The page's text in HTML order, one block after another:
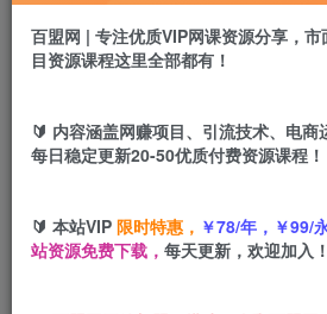
盟币9.9
立即购买
播客保姆级实操教学，从0搭建到开播
百盟网 | 专注优质VIP网课资源分享，
目资源课程这里全部都有！
🔰 内容涵盖网赚项目、引流技术、电商
每日稳定更新20-50优质付费资源课程！
🔰 本站VIP 限时特惠， ￥78/年，￥99/
站资源免费下载， 每天更新，欢迎加入！